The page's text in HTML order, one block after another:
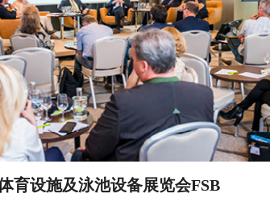
育设施及泳池设备展览会FSB